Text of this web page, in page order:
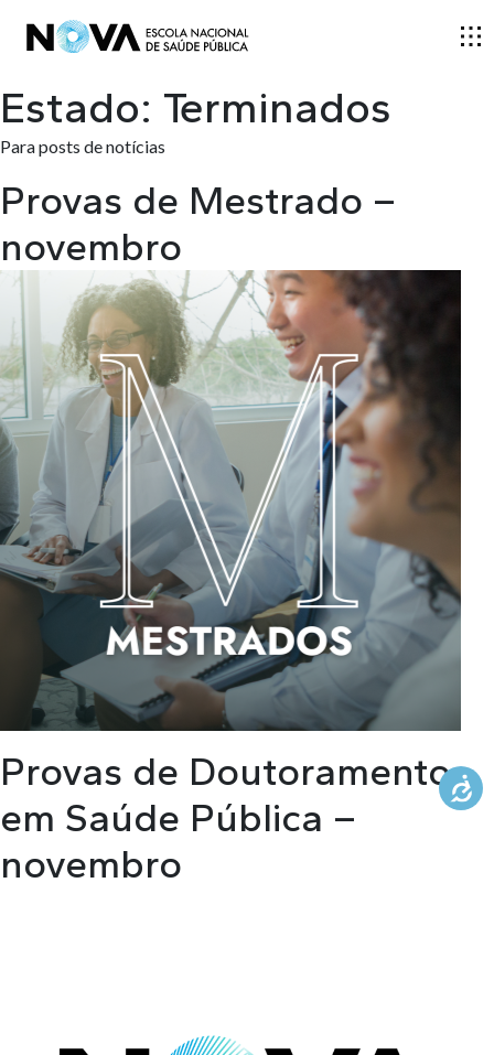
ESCOLA
ENSINO
INVESTIGAÇÃO
DOCENTES E INVESTIGADORES
COMUNIDADE
KNOWLEDGE CENTERS
CENTROS COLABORADORES OMS
PT
Estado: Terminados
Para posts de notícias
Provas de Mestrado –
novembro
Provas de Doutoramento
em Saúde Pública –
novembro